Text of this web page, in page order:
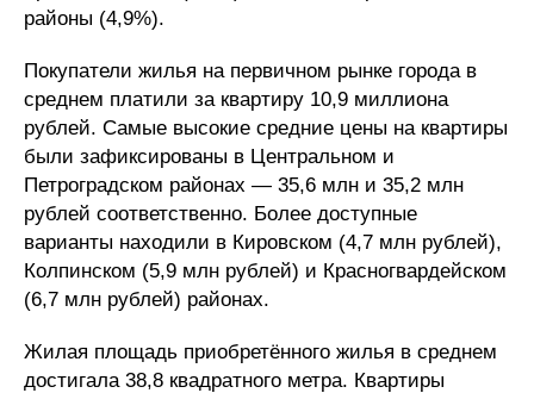
районы (4,9%).
Покупатели жилья на первичном рынке города в
среднем платили за квартиру 10,9 миллиона
рублей. Самые высокие средние цены на квартиры
были зафиксированы в Центральном и
Петроградском районах — 35,6 млн и 35,2 млн
рублей соответственно. Более доступные
варианты находили в Кировском (4,7 млн рублей),
Колпинском (5,9 млн рублей) и Красногвардейском
(6,7 млн рублей) районах.
Жилая площадь приобретённого жилья в среднем
достигала 38,8 квадратного метра. Квартиры